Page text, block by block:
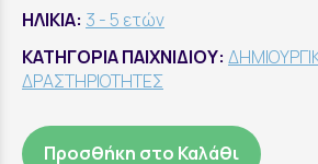
ΗΛΙΚΙΑ: 3 - 5 ετών
ΚΑΤΗΓΟΡΙΑ ΠΑΙΧΝΙΔΙΟΥ:
ΔΡΑΣΤΗΡΙΟΤΗΤΕΣ
Προσθήκη στο Καλάθι